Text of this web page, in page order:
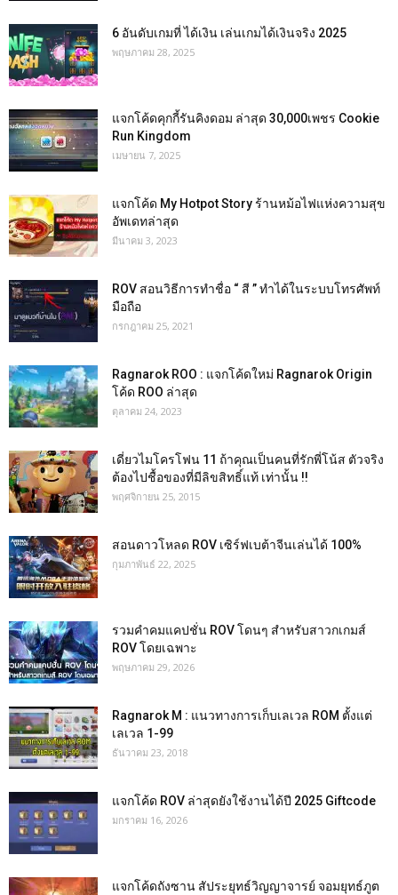
6 อันดับเกมที่ ได้เงิน เล่นเกมได้เงินจริง 2025
พฤษภาคม 28, 2025
แจกโค้ดคุกกี้รันคิงดอม ล่าสุด 30,000เพชร Cookie
Run Kingdom
เมษายน 7, 2025
แจกโค้ด My Hotpot Story ร้านหม้อไฟแห่งความสุข
อัพเดทล่าสุด
มีนาคม 3, 2023
ROV สอนวิธีการทำชื่อ “ สี ” ทำได้ในระบบโทรศัพท์
มือถือ
กรกฎาคม 25, 2021
Ragnarok ROO : แจกโค้ดใหม่ Ragnarok Origin
โค้ด ROO ล่าสุด
ตุลาคม 24, 2023
เดี่ยวไมโครโฟน 11 ถ้าคุณเป็นคนที่รักพี่โน้ส ตัวจริง
ต้องไปชื้อของที่มีลิขสิทธิ์แท้ เท่านั้น !!
พฤศจิกายน 25, 2015
สอนดาวโหลด ROV เซิร์ฟเบต้าจีนเล่นได้ 100%
กุมภาพันธ์ 22, 2025
รวมคำคมแคปชั่น ROV โดนๆ สำหรับสาวกเกมส์
ROV โดยเฉพาะ
พฤษภาคม 29, 2026
Ragnarok M : แนวทางการเก็บเลเวล ROM ตั้งแต่
เลเวล 1-99
ธันวาคม 23, 2018
แจกโค้ด ROV ล่าสุดยังใช้งานได้ปี 2025 Giftcode
มกราคม 16, 2026
แจกโค้ดถังซาน สัประยุทธ์วิญญาจารย์ จอมยุทธ์ภูต